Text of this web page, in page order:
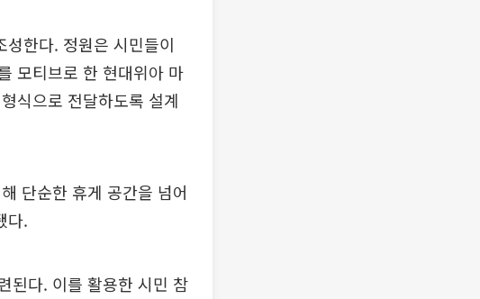
성한다. 정원은 시민들이
모티브로 한 현대위아 마
식으로 전달하도록 설계
단순한 휴게 공간을 넘어
다.
된다. 이를 활용한 시민 참